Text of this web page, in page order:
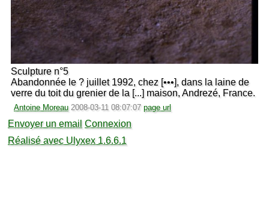
Sculpture n°5
Abandonnée le ? juillet 1992, chez [•••], dans la laine de
verre du toit du grenier de la [...] maison, Andrezé, France.
Antoine Moreau 2008-03-11 08:07:07 page url
Envoyer un email Connexion
Réalisé avec Ulyxex 1.6.6.1